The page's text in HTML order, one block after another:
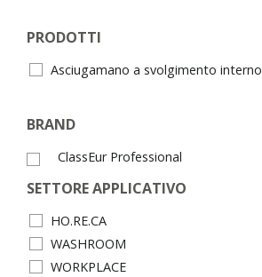
PRODOTTI
Asciugamano a svolgimento interno
BRAND
ClassEur Professional
SETTORE APPLICATIVO
HO.RE.CA
WASHROOM
WORKPLACE